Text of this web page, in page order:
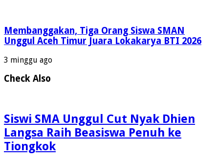
Membanggakan, Tiga Orang Siswa SMAN
Unggul Aceh Timur Juara Lokakarya BTI 2026
3 minggu ago
Check Also
Siswi SMA Unggul Cut Nyak Dhien
Langsa Raih Beasiswa Penuh ke
Tiongkok